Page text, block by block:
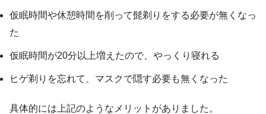
仮眠時間や休憩時間を削って髭剃りをする必要が無くなっ
た
仮眠時間が20分以上増えたので、やっくり寝れる
ヒゲ剃りを忘れて、マスクで隠す必要も無くなった
具体的には上記のようなメリットがありました。